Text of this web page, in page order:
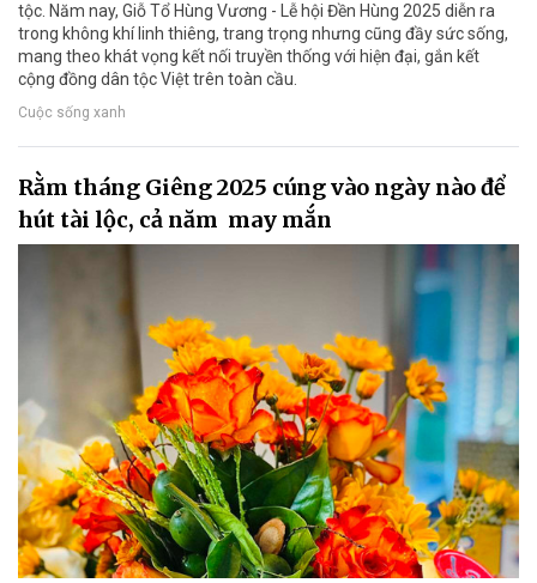
tộc. Năm nay, Giỗ Tổ Hùng Vương - Lễ hội Đền Hùng 2025 diễn ra
trong không khí linh thiêng, trang trọng nhưng cũng đầy sức sống,
mang theo khát vọng kết nối truyền thống với hiện đại, gắn kết
cộng đồng dân tộc Việt trên toàn cầu.
Cuộc sống xanh
Rằm tháng Giêng 2025 cúng vào ngày nào để
hút tài lộc, cả năm may mắn